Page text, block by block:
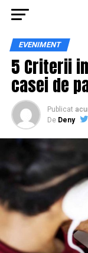
EVENIMENT
5 Criterii
casei de
Publicat
De Deny